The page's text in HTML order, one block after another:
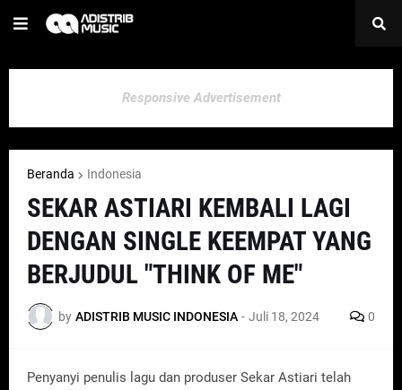
Responsive Advertisement
Beranda Indonesia
SEKAR ASTIARI KEMBALI LAGI
DENGAN SINGLE KEEMPAT YANG
BERJUDUL "THINK OF ME"
by ADISTRIB MUSIC INDONESIA - Juli 18, 2024 0
Penyanyi penulis lagu dan produser Sekar Astiari telah